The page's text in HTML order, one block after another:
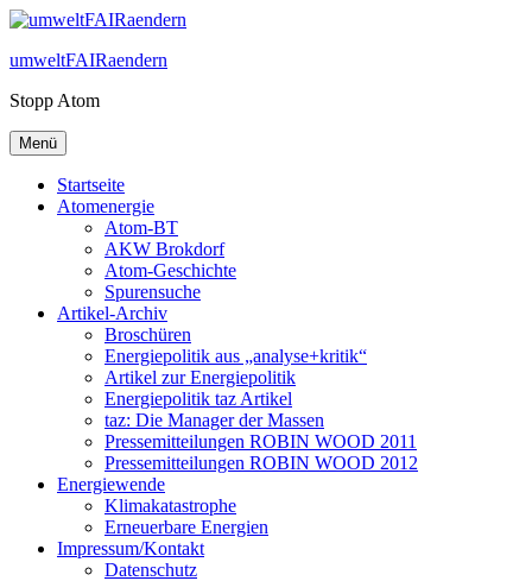
Zum
springen
umweltFAIRaendern
Stopp Atom
Menü
Startseite
Atomenergie
Atom-BT
AKW Brokdorf
Atom-Geschichte
Spurensuche
Artikel-Archiv
Broschüren
Energiepolitik aus „analyse+kritik“
Artikel zur Energiepolitik
Energiepolitik taz Artikel
taz: Die Manager der Massen
Pressemitteilungen ROBIN WOOD 2011
Pressemitteilungen ROBIN WOOD 2012
Energiewende
Klimakatastrophe
Erneuerbare Energien
Impressum/Kontakt
Datenschutz